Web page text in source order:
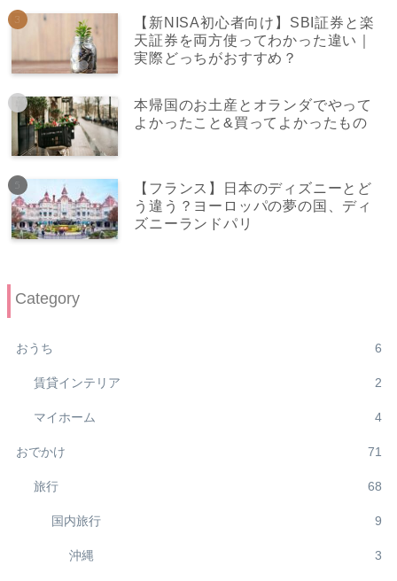
【新NISA初心者向け】SBI証券と楽
天証券を両方使ってわかった違い｜
実際どっちがおすすめ？
本帰国のお土産とオランダでやって
よかったこと&買ってよかったもの
【フランス】日本のディズニーとど
う違う？ヨーロッパの夢の国、ディ
ズニーランドパリ
Category
おうち 6
賃貸インテリア 2
マイホーム 4
おでかけ 71
旅行 68
国内旅行 9
沖縄 3